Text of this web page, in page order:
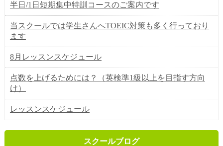
半日/1日短期集中特訓コースのご案内です
当スクールでは学生さんへTOEIC対策も多く行っており
ます
8月レッスンスケジュール
点数を上げるためには？（英検準1級以上を目指す方向
け）
レッスンスケジュール
スクールブログ